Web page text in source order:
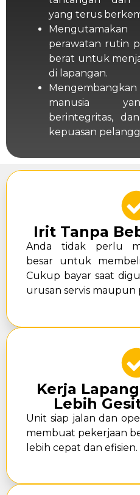
yang terus
perawatan rutin
berat untuk
di lapangan.
manusia
berintegritas,
kepuasan
Irit Tanpa
Anda tidak perlu
besar untuk
Cukup bayar saat
urusan servis maupun
Kerja
Lebih
Unit siap jalan dan
membuat pekerjaan
lebih cepat dan efisien.